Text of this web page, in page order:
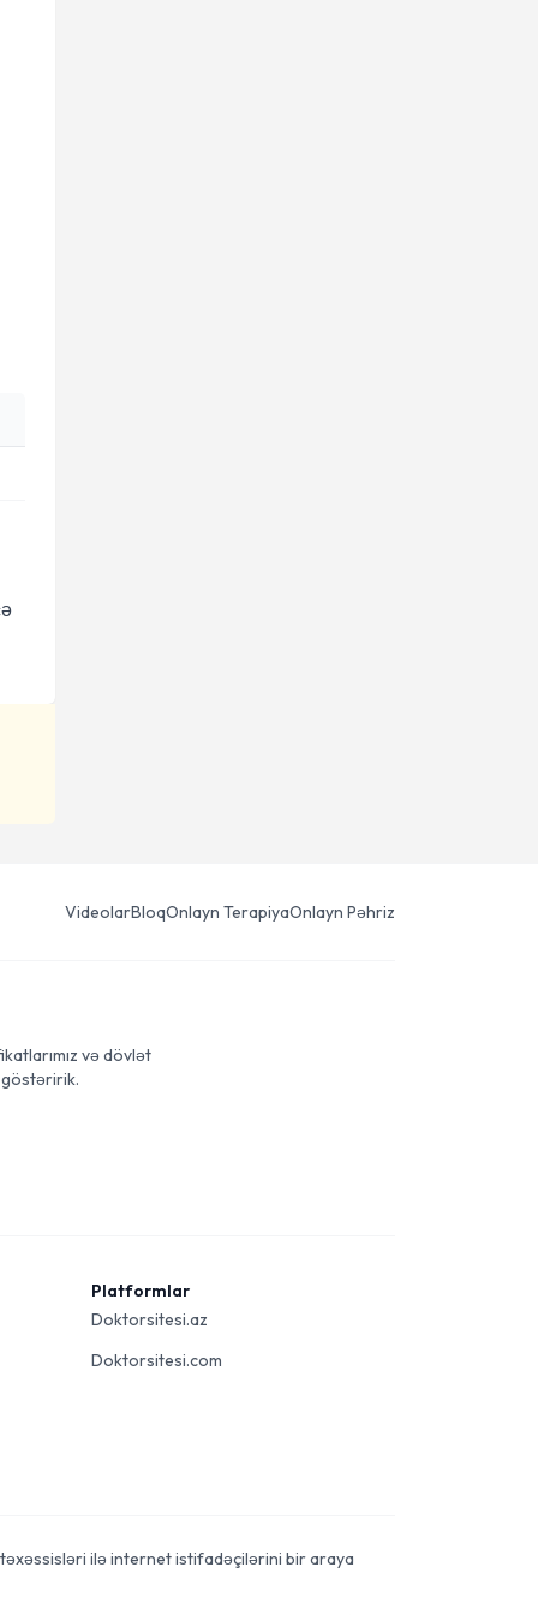
VideolarBloqOnlayn TerapiyaOnlayn Pəhriz
və dövlət
göstəririk.
Platformlar
Doktorsitesi.az
Doktorsitesi.com
ilə internet istifadəçilərini bir araya